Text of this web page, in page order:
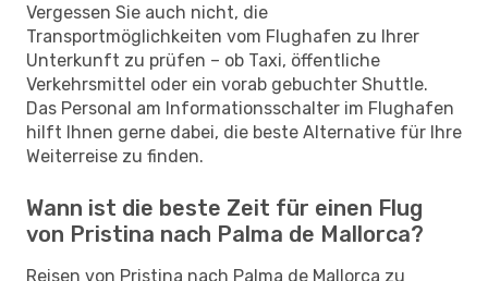
Vergessen Sie auch nicht, die
Transportmöglichkeiten vom Flughafen zu Ihrer
Unterkunft zu prüfen – ob Taxi, öffentliche
Verkehrsmittel oder ein vorab gebuchter Shuttle.
Das Personal am Informationsschalter im Flughafen
hilft Ihnen gerne dabei, die beste Alternative für Ihre
Weiterreise zu finden.
Wann ist die beste Zeit für einen Flug
von Pristina nach Palma de Mallorca?
Reisen von Pristina nach Palma de Mallorca zu